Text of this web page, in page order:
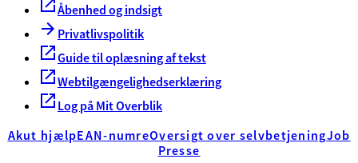
Åbenhed og indsigt
Privatlivspolitik
Guide til oplæsning af tekst
Webtilgængelighedserklæring
Log på Mit Overblik
Akut hjælpEAN-numreOversigt over selvbetjeningJob
Presse